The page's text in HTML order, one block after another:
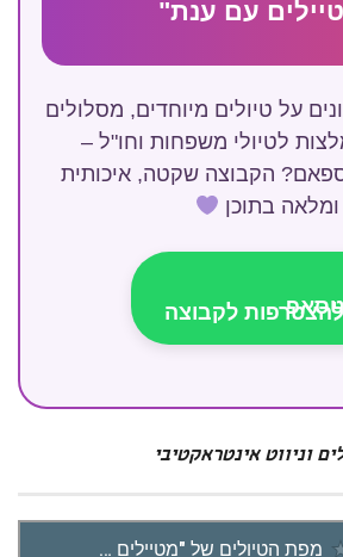
עם ענת"
על טיולים מיוחדים, מסלולים
לטיולי משפחות וחו"ל –
הקבוצה שקטה, איכותית
ומלאה בתוכן
להצטרפות לקבוצה
וניווט אינטראקטיבי